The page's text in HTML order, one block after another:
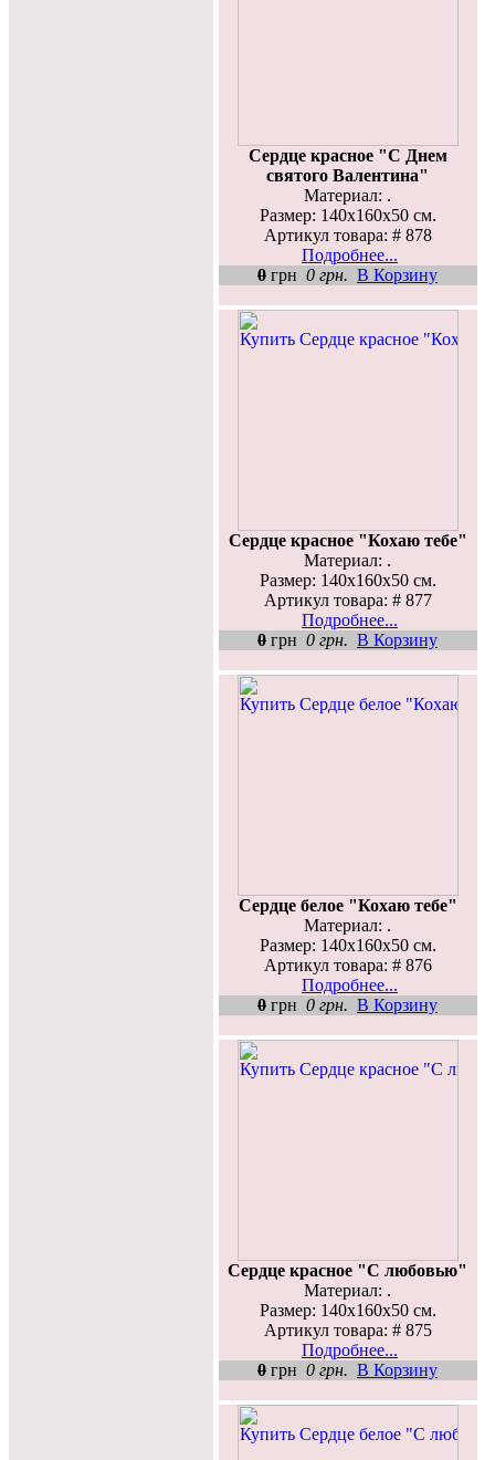
Сердце красное "С Днем
святого Валентина"
Материал: .
Размер: 140х160х50 см.
Артикул товара: # 878
Подробнее...
0 грн 0 грн. В Корзину
Сердце красное "Кохаю тебе"
Материал: .
Размер: 140х160х50 см.
Артикул товара: # 877
Подробнее...
0 грн 0 грн. В Корзину
Сердце белое "Кохаю тебе"
Материал: .
Размер: 140х160х50 см.
Артикул товара: # 876
Подробнее...
0 грн 0 грн. В Корзину
Сердце красное "С любовью"
Материал: .
Размер: 140х160х50 см.
Артикул товара: # 875
Подробнее...
0 грн 0 грн. В Корзину